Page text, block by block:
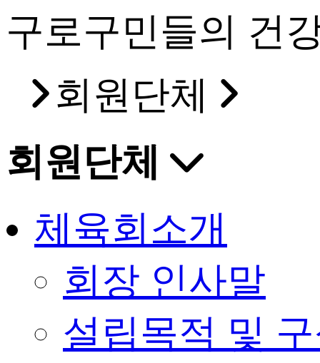
구로구민들의 건
회원단체
회원단체
체육회소개
회장 인사말
설립목적 및